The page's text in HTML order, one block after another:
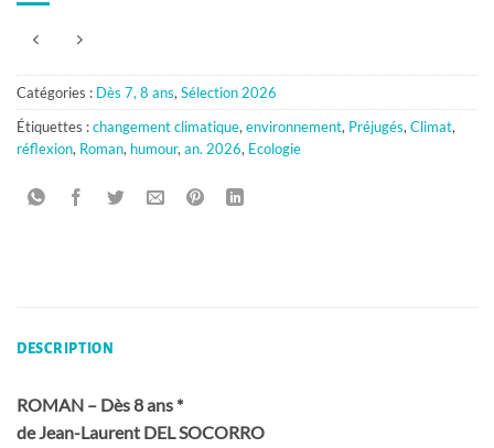
Catégories : Dès 7, 8 ans,Sélection 2026
Étiquettes :changement climatique,environnement, Préjugés,Climat,
réflexion, Roman, humour,an. 2026, Ecologie
DESCRIPTION
ROMAN – Dès 8 ans *
de Jean-Laurent DEL SOCORRO